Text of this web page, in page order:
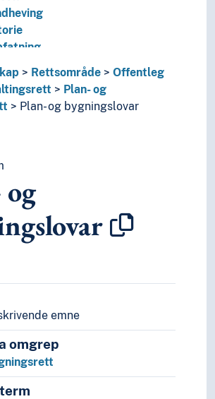
Rettsområde
Offentleg
Plan- og
Plan- og bygningslovar
emne
omgrep